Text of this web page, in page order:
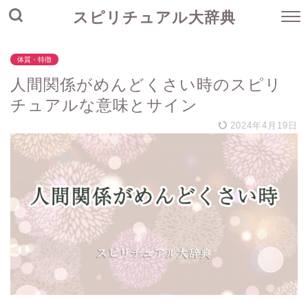
スピリチュアル大辞典
体質・特徴
人間関係がめんどくさい時のスピリ
チュアルな意味とサイン
2024年4月19日